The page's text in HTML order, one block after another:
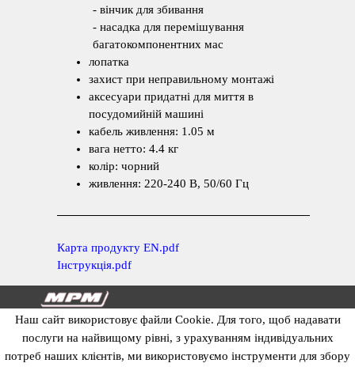
- вінчик для збивання
- насадка для перемішування
багатокомпонентних мас
лопатка
захист при неправильному монтажі
аксесуари придатні для миття в
посудомийній машині
кабель живлення: 1.05 м
вага нетто: 4.4 кг
колір: чорний
живлення: 220-240 В, 50/60 Гц
Карта продукту EN.pdf
Інструкція.pdf
Марка MPM
Правила користування сайтом
Контакти
Наш сайт використовує файли Cookie. Для того, щоб надавати
послуги на найвищому рівні, з урахуванням індивідуальних
потреб наших клієнтів, ми використовуємо інструменти для збору